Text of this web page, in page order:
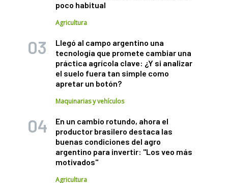
poco habitual
Agricultura
Llegó al campo argentino una
tecnología que promete cambiar una
práctica agrícola clave: ¿Y si analizar
el suelo fuera tan simple como
apretar un botón?
Maquinarias y vehículos
En un cambio rotundo, ahora el
productor brasilero destaca las
buenas condiciones del agro
argentino para invertir: "Los veo más
motivados"
Agricultura